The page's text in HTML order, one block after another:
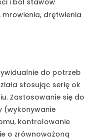
i ból stawów
drętwienia
do potrzeb
stosując serię ok
Zastosowanie się do
(wykonywanie
kontrolowanie
o zrównoważoną